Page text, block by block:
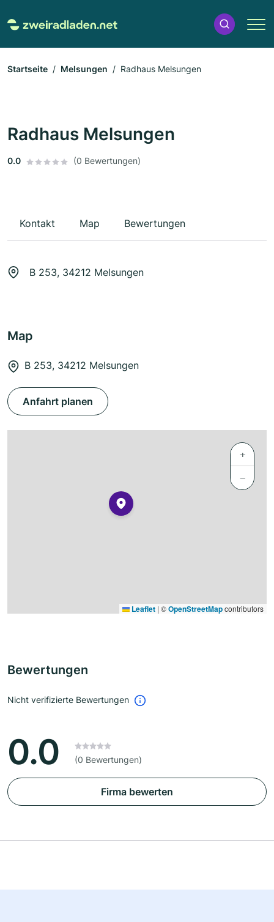
Startseite Melsungen Radhaus Melsungen
Radhaus Melsungen
0.0 (0 Bewertungen)
Kontakt Map Bewertungen
B 253, 34212 Melsungen
Map
B 253, 34212 Melsungen
Anfahrt planen
+
−
Leaflet | ©OpenStreetMapcontributors
Bewertungen
Nicht verifizierte Bewertungen
0.0 (0 Bewertungen)
Firma bewerten